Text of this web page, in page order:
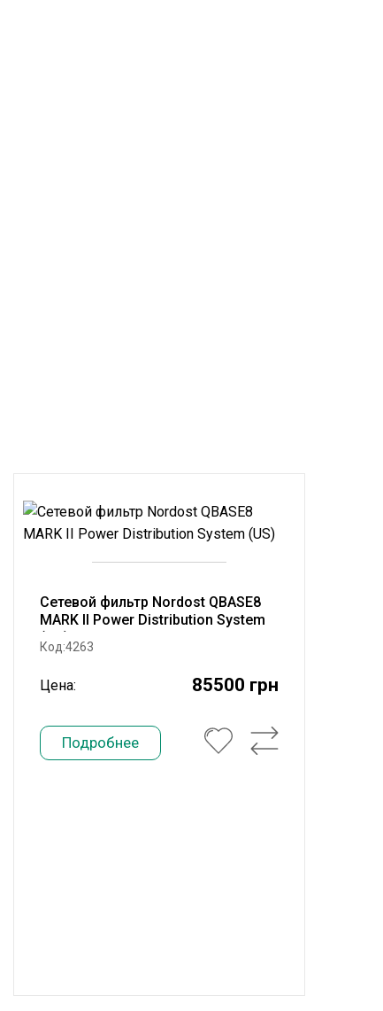
Сетевой фильтр Nordost QBASE8
MARK II Power Distribution System
(US)
Код:4263
Цена: 85500 грн
Подробнее